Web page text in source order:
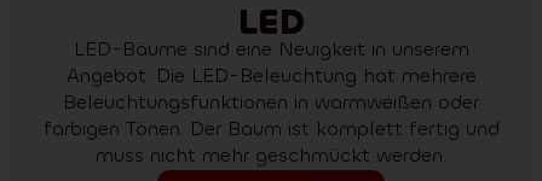
LED
LED-Bäume sind eine Neuigkeit in unserem
Angebot. Die LED-Beleuchtung hat mehrere
Beleuchtungsfunktionen in warmweißen oder
farbigen Tönen. Der Baum ist komplett fertig und
muss nicht mehr geschmückt werden.